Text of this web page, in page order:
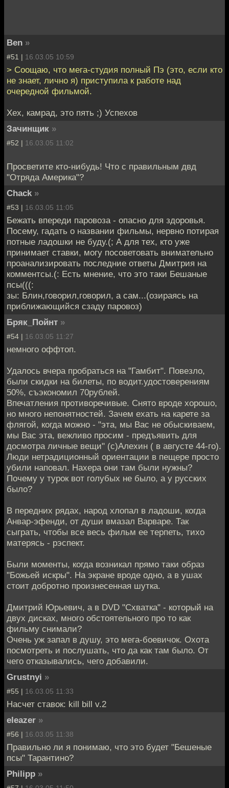
Ben »
#51 | 16.03.05 10:59
> Соощаю, что мега-студия полный Пэ (это, если кто
не знает, лично я) приступила к работе над
очередной фильмой.
Хех, камрад, это пять ;) Успехов
Зачинщик »
#52 | 16.03.05 11:02
Просветите кто-нибудь! Что с правильным двд
"Отряда Америка"?
Chack »
#53 | 16.03.05 11:05
Бежать впереди паровоза - опасно для здоровья.
Посему, гадать о названии фильмы, нервно потирая
потные ладошки не буду.(; А для тех, кто уже
принимает ставки, могу посоветовать внимательно
проанализировать последние ответы Дмитрия на
комментсы.(: Есть мнение, что это таки Бешаные
псы(((:
зы: Блин,говорил,говорил, а сам...(озираясь на
приближающийся сзаду паровоз)
Бряк_Пойнт »
#54 | 16.03.05 11:27
немного оффтоп.
Удалось вчера пробраться на "Гамбит". Повезло,
были скидки на билеты, по водит.удостоверениям
50%, съэкономил 70рублей.
Впечатления противоречивые. Снято вроде хорошо,
но много непонятностей. Зачем ехать на карете за
флягой, когда можно - "эта, мы Вас не обыскиваем,
мы Вас эта, вежливо просим - предъявить для
досмотра личные вещи" (с)Алехин ( в августе 44-го).
Люди нетрадиционный ориентации в пещере просто
убили наповал. Нахера они там были нужны?
Почему у турок вот голубых не было, а у русских
было?
В передних рядах, народ хлопал в ладоши, когда
Анвар-эфенди, от души вмазал Варваре. Так
сыграть, чтобы все весь фильм ее терпеть, тихо
матерясь - рэспект.
Были моменты, когда возникал прямо таки образ
"Божьей искры". На экране вроде одно, а в ушах
стоит добротно произнесенная шутка.
Дмитрий Юрьевич, а в DVD "Схватка" - который на
двух дисках, много обстоятельного про то как
фильму снимали?
Очень уж запал в душу, это мега-боевичок. Охота
посмотреть и послушать, что да как там было. От
чего отказывались, чего добавили.
Grustnyi »
#55 | 16.03.05 11:33
Насчет ставок: kill bill v.2
eleazer »
#56 | 16.03.05 11:38
Правильно ли я понимаю, что это будет "Бешеные
псы" Тарантино?
Philipp »